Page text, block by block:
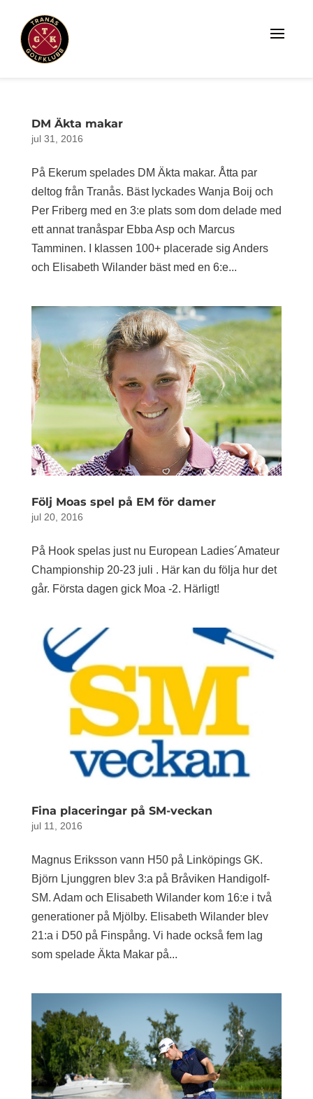
DM Äkta makar
jul 31, 2016
På Ekerum spelades DM Äkta makar. Åtta par
deltog från Tranås. Bäst lyckades Wanja Boij och
Per Friberg med en 3:e plats som dom delade med
ett annat tranåspar Ebba Asp och Marcus
Tamminen. I klassen 100+ placerade sig Anders
och Elisabeth Wilander bäst med en 6:e...
Följ Moas spel på EM för damer
jul 20, 2016
På Hook spelas just nu European Ladies´Amateur
Championship 20-23 juli . Här kan du följa hur det
går. Första dagen gick Moa -2. Härligt!
Fina placeringar på SM-veckan
jul 11, 2016
Magnus Eriksson vann H50 på Linköpings GK.
Björn Ljunggren blev 3:a på Bråviken Handigolf-
SM. Adam och Elisabeth Wilander kom 16:e i två
generationer på Mjölby. Elisabeth Wilander blev
21:a i D50 på Finspång. Vi hade också fem lag
som spelade Äkta Makar på...